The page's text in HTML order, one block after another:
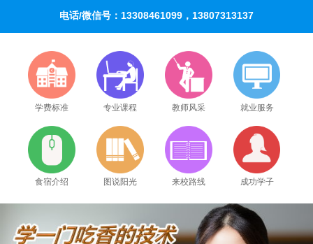
电话/微信号：13308461099，13807313137
学费标准 专业课程 教师风采 就业服务
食宿介绍 图说阳光 来校路线 成功学子